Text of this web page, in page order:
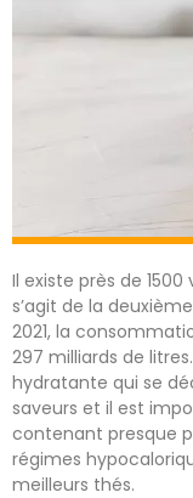
Il existe près de
s’agit de la
2021, la
297 milliards de
hydratante qui se
saveurs et il est
contenant presque
régimes
meilleurs thés.